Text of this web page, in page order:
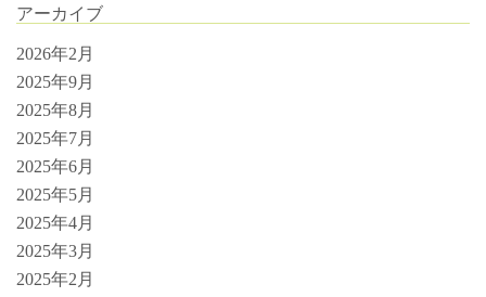
アーカイブ
2026年2月
2025年9月
2025年8月
2025年7月
2025年6月
2025年5月
2025年4月
2025年3月
2025年2月